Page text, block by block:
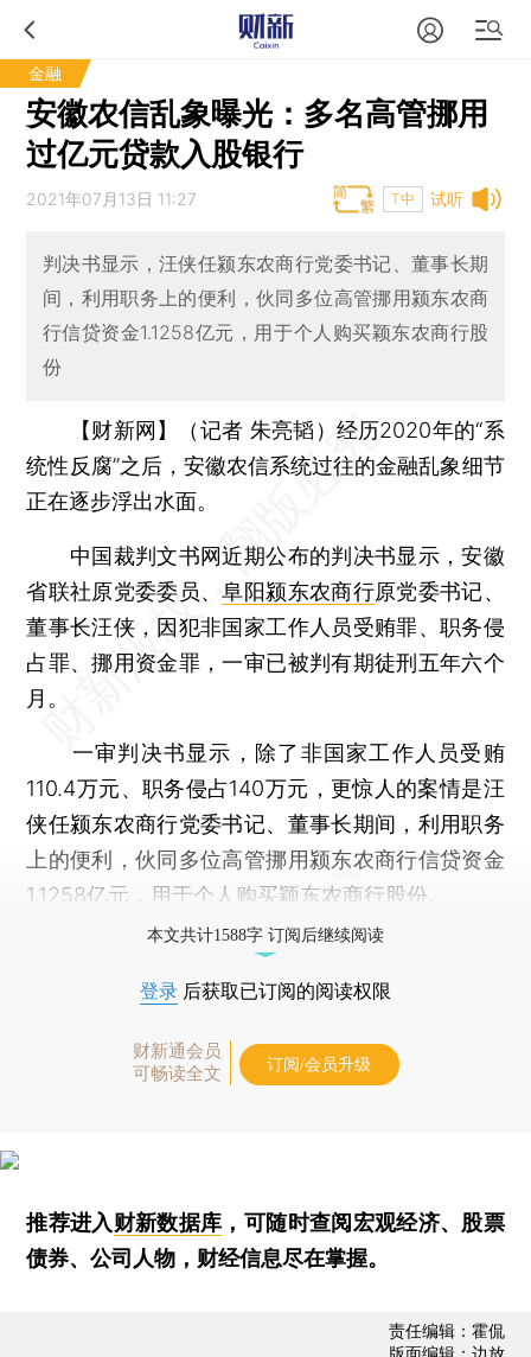
金融
安徽农信乱象曝光：多名高管挪用
过亿元贷款入股银行
试听
2021年07月13日 11:27 T中
判决书显示，汪侠任颍东农商行党委书记、董事长期
间，利用职务上的便利，伙同多位高管挪用颍东农商
行信贷资金1.1258亿元，用于个人购买颖东农商行股
份
【财新网】（记者 朱亮韬） 经历2020年的“系
统性反腐”之后，安徽农信系统过往的金融乱象细节
正在逐步浮出水面。
中国裁判文书网近期公布的判决书显示，安徽
省联社原党委委员、阜阳颍东农商行原党委书记、
董事长汪侠，因犯非国家工作人员受贿罪、职务侵
占罪、挪用资金罪，一审已被判有期徒刑五年六个
月。
一审判决书显示，除了非国家工作人员受贿
110.4万元、职务侵占140万元，更惊人的案情是汪
侠任颍东农商行党委书记、董事长期间，利用职务
上的便利，伙同多位高管挪用颍东农商行信贷资金
1.1258亿元，用于个人购买颖东农商行股份。
本文共计1588字 订阅后继续阅读
登录 后获取已订阅的阅读权限
财新通会员
可畅读全文
订阅/会员升级
推荐进入财新数据库 ，可随时查阅宏观经济、股票
债券、公司人物，财经信息尽在掌握。
责任编辑：霍侃